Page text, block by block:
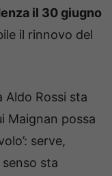
il 30 giugno
il rinnovo del
Aldo Rossi sta
Maignan possa
serve,
sta